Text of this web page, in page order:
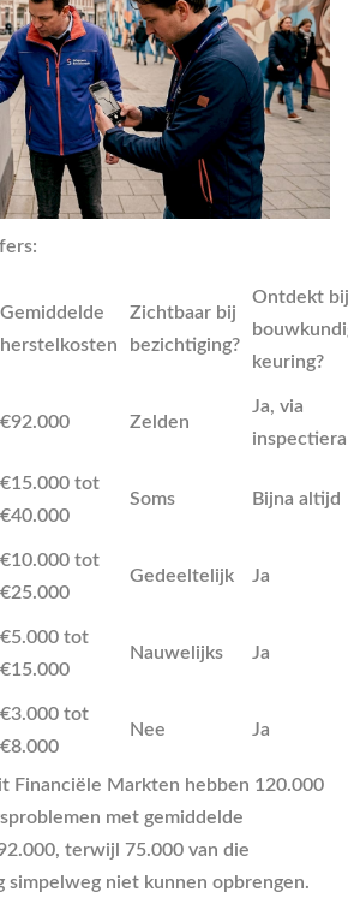
Gemiddelde
herstelkosten
Zichtbaar bij
bezichtiging?
Ontdekt bij
keuring?
€92.000 Zelden
Ja, via
€15.000 tot
€40.000
Soms Bijna altijd
€10.000 tot
€25.000
Gedeeltelijk Ja
€5.000 tot
€15.000
Nauwelijks Ja
€3.000 tot
€8.000
Nee Ja
Financiële Markten hebben 120.000
met gemiddelde
terwijl 75.000 van die
simpelweg niet kunnen opbrengen.